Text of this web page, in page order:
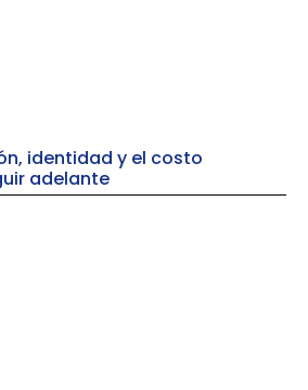
identidad y el costo
adelante